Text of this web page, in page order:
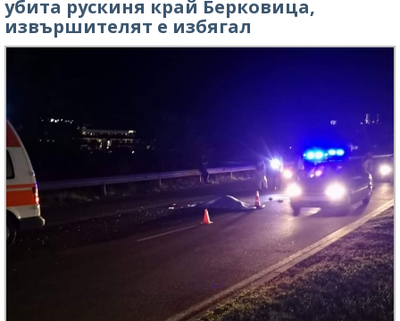
убита рускиня край Берковица,
извършителят е избягал